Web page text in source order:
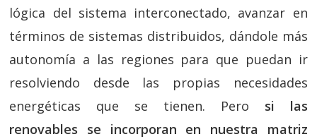
lógica del sistema interconectado, avanzar en
términos de sistemas distribuidos, dándole más
autonomía a las regiones para que puedan ir
resolviendo desde las propias necesidades
energéticas que se tienen. Pero si las
renovables se incorporan en nuestra matriz